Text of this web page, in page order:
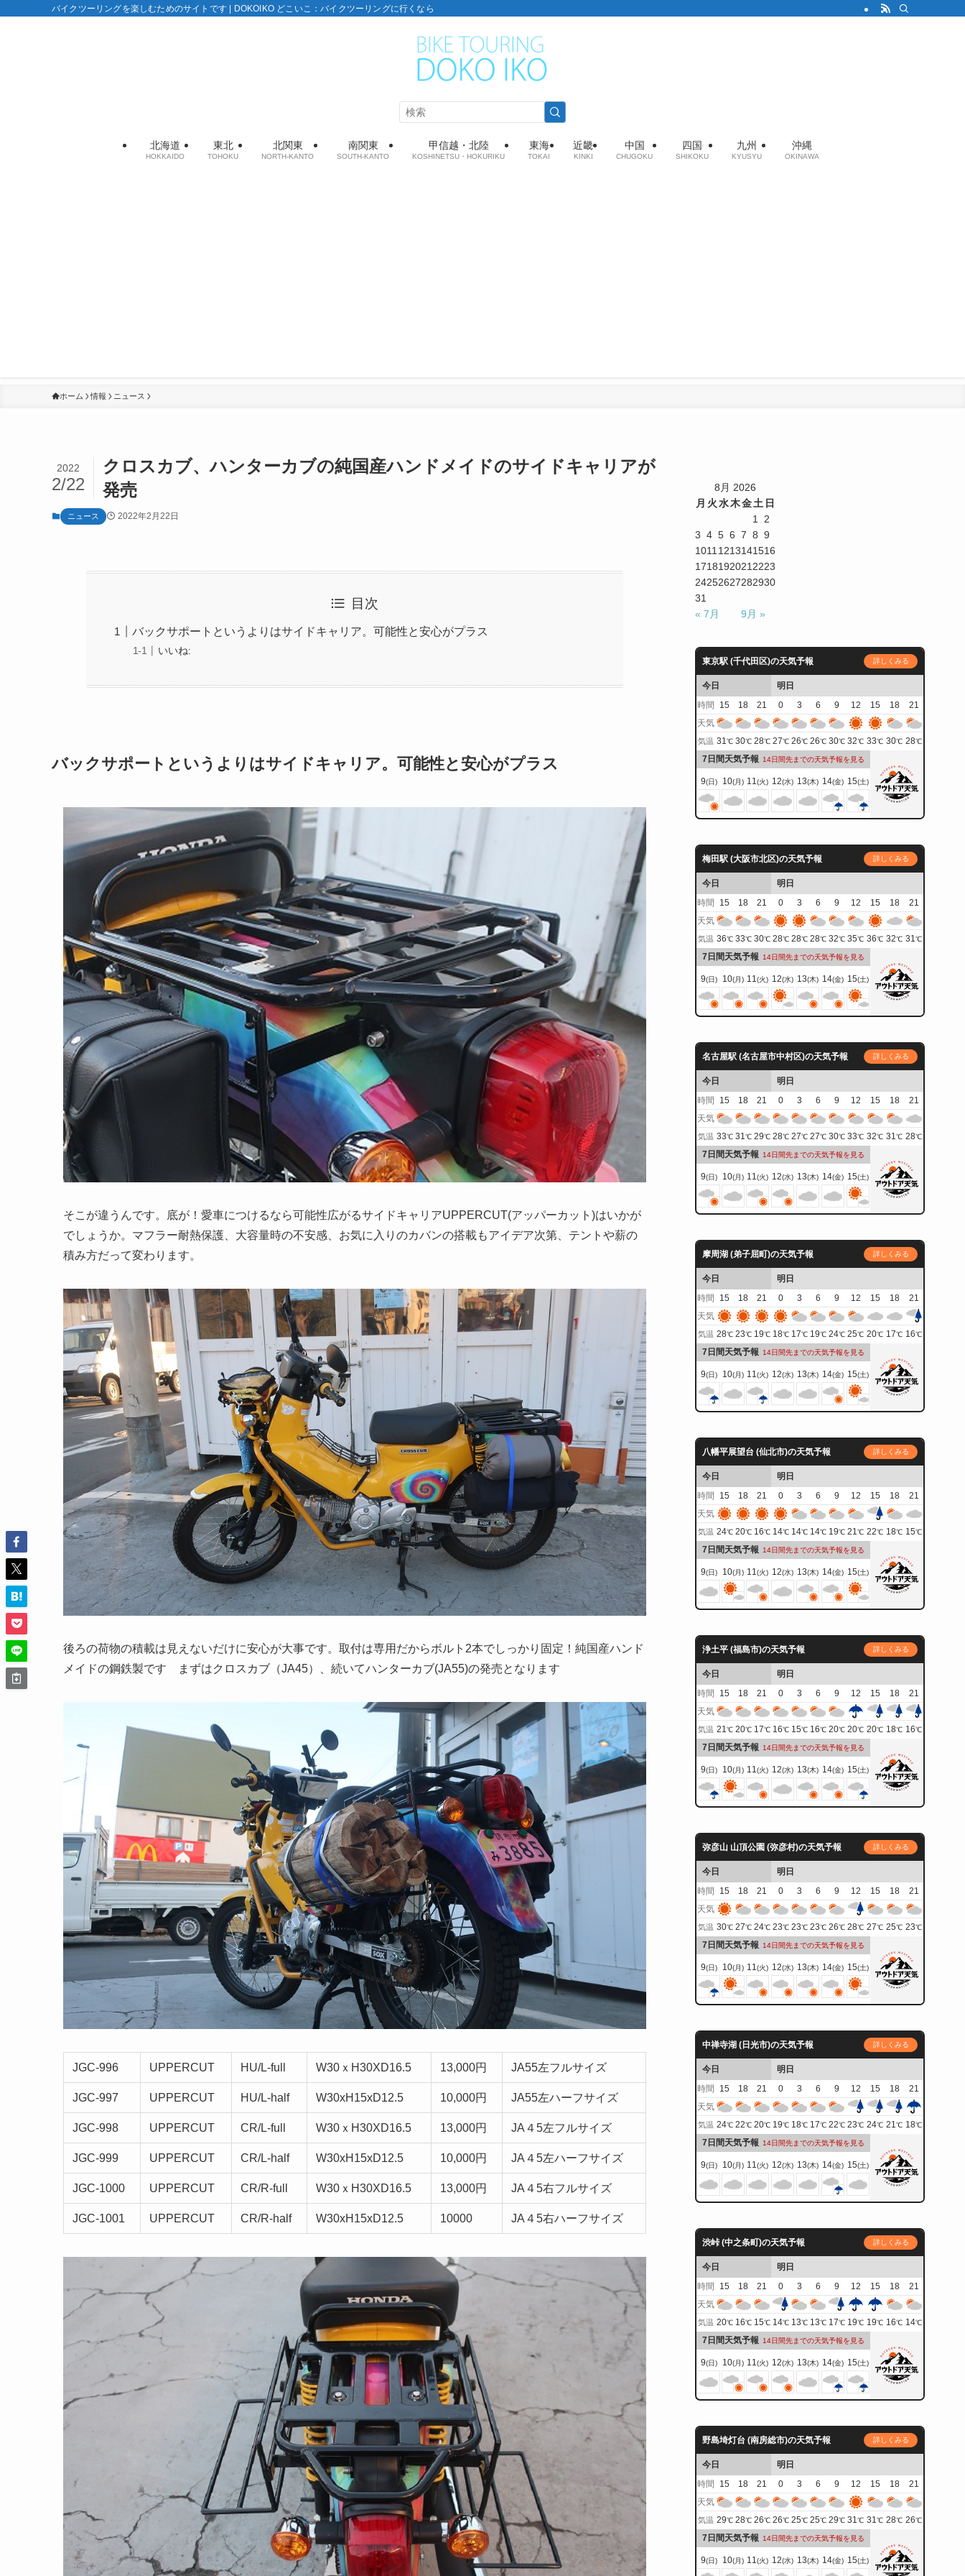
バイクツーリングを楽しむためのサイトです | DOKOIKO どこいこ：バイクツーリングに行くなら
北海道
HOKKAIDO
東北
TOHOKU
北関東
NORTH-KANTO
南関東
SOUTH-KANTO
甲信越・北陸
KOSHINETSU・HOKURIKU
東海
TOKAI
近畿
KINKI
中国
CHUGOKU
四国
SHIKOKU
九州
KYUSYU
沖縄
OKINAWA
ホーム 情報 ニュース
クロスカブ、ハンターカブの純国産ハンドメイドのサイドキャリアが
発売
2022
2/22
ニュース 2022年2月22日
目次
バックサポートというよりはサイドキャリア。可能性と安心がプラス
いいね:
バックサポートというよりはサイドキャリア。可能性と安心がプラス
そこが違うんです。底が！愛車につけるなら可能性広がるサイドキャリアUPPERCUT(アッパーカット)はいかが
でしょうか。マフラー耐熱保護、大容量時の不安感、お気に入りのカバンの搭載もアイデア次第、テントや薪の
積み方だって変わります。
後ろの荷物の積載は見えないだけに安心が大事です。取付は専用だからボルト2本でしっかり固定！純国産ハンド
メイドの鋼鉄製です まずはクロスカブ（JA45）、続いてハンターカブ(JA55)の発売となります
JGC-996 UPPERCUT HU/L-full W30ｘH30XD16.5 13,000円 JA55左フルサイズ
JGC-997 UPPERCUT HU/L-half W30xH15xD12.5 10,000円 JA55左ハーフサイズ
JGC-998 UPPERCUT CR/L-full W30ｘH30XD16.5 13,000円 JA４5左フルサイズ
JGC-999 UPPERCUT CR/L-half W30xH15xD12.5 10,000円 JA４5左ハーフサイズ
JGC-1000 UPPERCUT CR/R-full W30ｘH30XD16.5 13,000円 JA４5右フルサイズ
JGC-1001 UPPERCUT CR/R-half W30xH15xD12.5 10000 JA４5右ハーフサイズ
8月 2026
月 火水木金土 日
1
2
3 4 5 6 7 8 9
1011 1213141516
1718192021 2223
24252627282930
31
« 7月
9月 »
東京駅 (千代田区)の天気予報 詳しくみる
今日
明日
時間
15 18 21 0 3 6 9 12 15 18
21
天気
気温 31℃ 30℃ 28℃ 27℃ 26℃ 26℃ 30℃ 32℃ 33℃ 30℃ 28℃
7日間天気予報 14日間先までの天気予報を見る
9(日) 10(月) 11(火) 12(水) 13(木) 14(金) 15(土)
梅田駅 (大阪市北区)の天気予報 詳しくみる
今日
明日
時間
15 18 21 0 3 6 9 12 15 18
21
天気
気温 36℃ 33℃ 30℃ 28℃ 28℃ 28℃ 32℃ 35℃ 36℃ 32℃ 31℃
7日間天気予報 14日間先までの天気予報を見る
9(日) 10(月) 11(火) 12(水) 13(木) 14(金) 15(土)
名古屋駅 (名古屋市中村区)の天気予報 詳しくみる
今日
明日
時間
15 18 21 0 3 6 9 12 15 18
21
天気
気温 33℃ 31℃ 29℃ 28℃ 27℃ 27℃ 30℃ 33℃ 32℃ 31℃ 28℃
7日間天気予報 14日間先までの天気予報を見る
9(日) 10(月) 11(火) 12(水) 13(木) 14(金) 15(土)
摩周湖 (弟子屈町)の天気予報 詳しくみる
今日
明日
時間
15 18 21 0 3 6 9 12 15 18
21
天気
気温 28℃ 23℃ 19℃ 18℃ 17℃ 19℃ 24℃ 25℃ 20℃ 17℃ 16℃
7日間天気予報 14日間先までの天気予報を見る
9(日) 10(月) 11(火) 12(水) 13(木) 14(金) 15(土)
八幡平展望台 (仙北市)の天気予報 詳しくみる
今日
明日
時間
15 18 21 0 3 6 9 12 15 18
21
天気
気温 24℃ 20℃ 16℃ 14℃ 14℃ 14℃ 19℃ 21℃ 22℃ 18℃ 15℃
7日間天気予報 14日間先までの天気予報を見る
9(日) 10(月) 11(火) 12(水) 13(木) 14(金) 15(土)
浄土平 (福島市)の天気予報 詳しくみる
今日
明日
時間
15 18 21 0 3 6 9 12 15 18
21
天気
気温 21℃ 20℃ 17℃ 16℃ 15℃ 16℃ 20℃ 20℃ 20℃ 18℃ 16℃
7日間天気予報 14日間先までの天気予報を見る
9(日) 10(月) 11(火) 12(水) 13(木) 14(金) 15(土)
弥彦山 山頂公園 (弥彦村)の天気予報 詳しくみる
今日
明日
時間
15 18 21 0 3 6 9 12 15 18
21
天気
気温 30℃ 27℃ 24℃ 23℃ 23℃ 23℃ 26℃ 28℃ 27℃ 25℃ 23℃
7日間天気予報 14日間先までの天気予報を見る
9(日) 10(月) 11(火) 12(水) 13(木) 14(金) 15(土)
中禅寺湖 (日光市)の天気予報 詳しくみる
今日
明日
時間
15 18 21 0 3 6 9 12 15 18
21
天気
気温 24℃ 22℃ 20℃ 19℃ 18℃ 17℃ 22℃ 23℃ 24℃ 21℃ 18℃
7日間天気予報 14日間先までの天気予報を見る
9(日) 10(月) 11(火) 12(水) 13(木) 14(金) 15(土)
渋峠 (中之条町)の天気予報 詳しくみる
今日
明日
時間
15 18 21 0 3 6 9 12 15 18
21
天気
気温 20℃ 16℃ 15℃ 14℃ 13℃ 13℃ 17℃ 19℃ 19℃ 16℃ 14℃
7日間天気予報 14日間先までの天気予報を見る
9(日) 10(月) 11(火) 12(水) 13(木) 14(金) 15(土)
野島埼灯台 (南房総市)の天気予報 詳しくみる
今日
明日
時間
15 18 21 0 3 6 9 12 15 18
21
天気
気温 29℃ 28℃ 26℃ 26℃ 25℃ 25℃ 29℃ 31℃ 31℃ 28℃ 26℃
7日間天気予報 14日間先までの天気予報を見る
9(日) 10(月) 11(火) 12(水) 13(木) 14(金) 15(土)